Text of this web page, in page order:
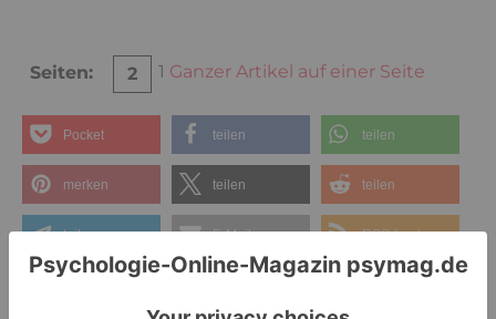
Seiten: 1
2 Ganzer Artikel auf einer Seite
Pocket teilen teilen
merken teilen teilen
teilen E-Mail RSS-feed